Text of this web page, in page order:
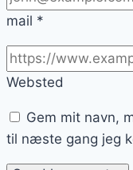
mail *
Websted
Gem mit navn,
til næste gang jeg